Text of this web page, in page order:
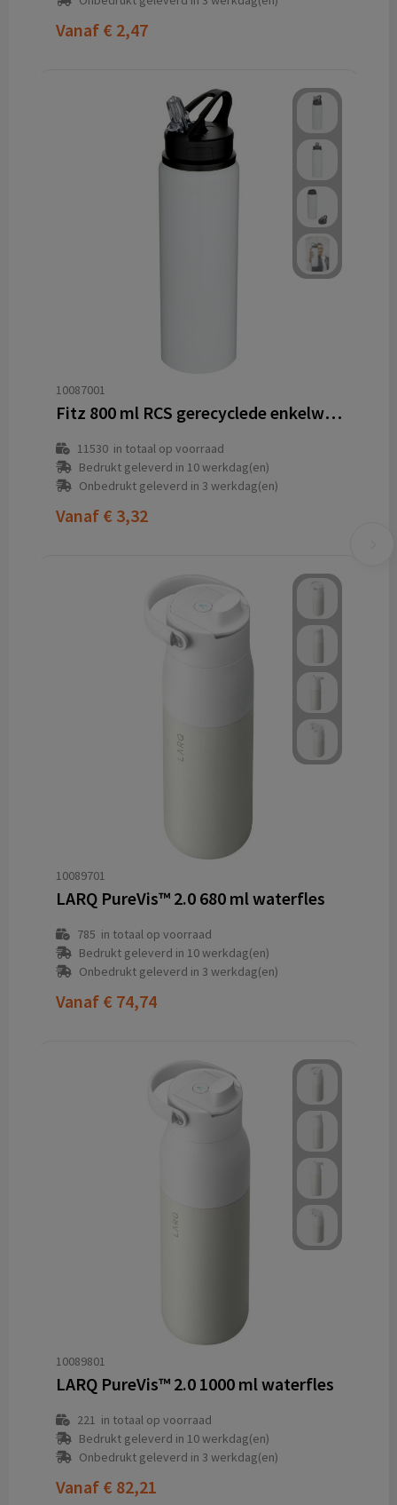
Vanaf € 2,47
10087001
Fitz 800 ml RCS gerecyclede enkelwandige roestvrijstalen waterfles
11530in totaal op voorraad
Bedrukt geleverd in 10 werkdag(en)
Onbedrukt geleverd in 3 werkdag(en)
Vanaf € 3,32
10089701
LARQ PureVis™ 2.0 680 ml waterfles
785 in totaal op voorraad
Bedrukt geleverd in 10 werkdag(en)
Onbedrukt geleverd in 3 werkdag(en)
Vanaf € 74,74
10089801
LARQ PureVis™ 2.0 1000 ml waterfles
221 in totaal op voorraad
Bedrukt geleverd in 10 werkdag(en)
Onbedrukt geleverd in 3 werkdag(en)
Vanaf € 82,21